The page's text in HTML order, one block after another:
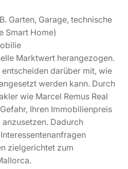
Garten, Garage, technische
Smart Home)
Marktwert herangezogen.
entscheiden darüber mit, wie
werden kann. Durch
wie Marcel Remus Real
Ihren Immobilienpreis
Dadurch
zielgerichtet zum